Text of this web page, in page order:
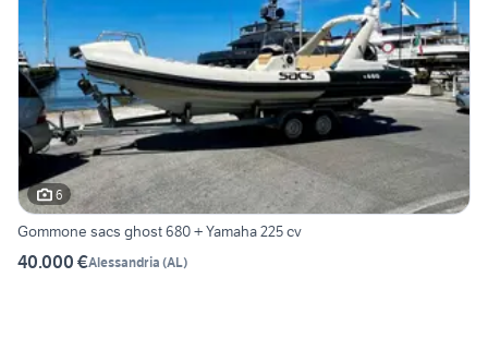
6
Gommone sacs ghost 680 + Yamaha 225 cv
40.000 €Alessandria (AL)